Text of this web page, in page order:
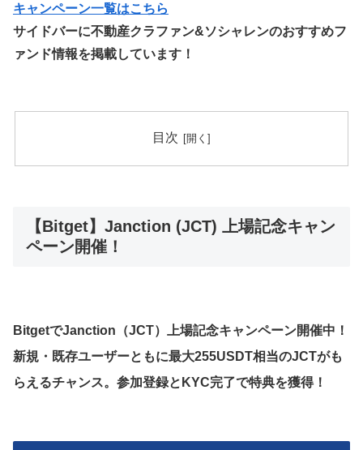
キャンペーン一覧はこちら
サイドバーに不動産クラファン&ソシャレンのおすすめフ
ァンド情報を掲載しています！
目次
【Bitget】Janction (JCT) 上場記念キャン
ペーン開催！
BitgetでJanction（JCT）上場記念キャンペーン開催中！
新規・既存ユーザーともに最大255USDT相当のJCTがも
らえるチャンス。参加登録とKYC完了で特典を獲得！